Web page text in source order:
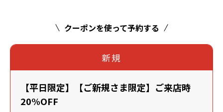
クーポンを使って予約する
新規
【平日限定】【ご新規さま限定】ご来店時
20%OFF